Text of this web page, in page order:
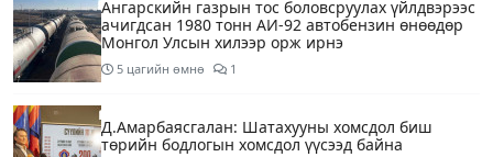
Ангарскийн газрын тос боловсруулах үйлдвэрээс
ачигдсан 1980 тонн АИ-92 автобензин өнөөдөр
Монгол Улсын хилээр орж ирнэ
5 цагийн өмнө 1
Д.Амарбаясгалан: Шатахууны хомсдол биш
төрийн бодлогын хомсдол үүсээд байна